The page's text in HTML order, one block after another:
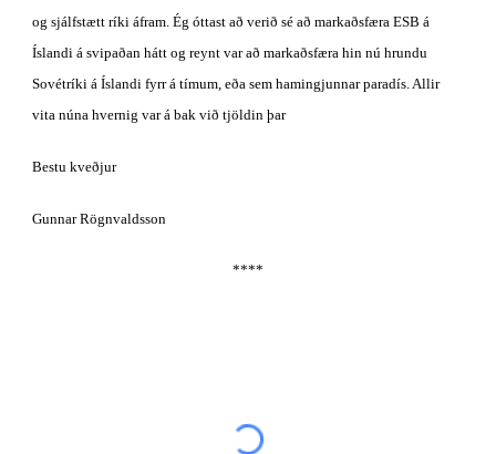
og sjálfstætt ríki áfram. Ég óttast að verið sé að markaðsfæra ESB á
Íslandi á svipaðan hátt og reynt var að markaðsfæra hin nú hrundu
Sovétríki á Íslandi fyrr á tímum, eða sem hamingjunnar paradís. Allir
vita núna hvernig var á bak við tjöldin þar
Bestu kveðjur
Gunnar Rögnvaldsson
****